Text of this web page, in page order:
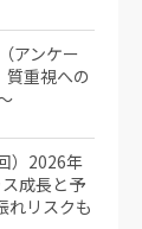
アンケー
質重視への
）2026年
成長と予
れリスクも